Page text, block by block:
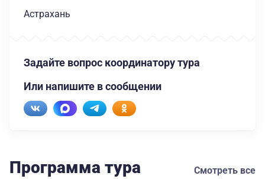
Астрахань
Задайте вопрос координатору тура
Или напишите в сообщении
Программа тура Смотреть все